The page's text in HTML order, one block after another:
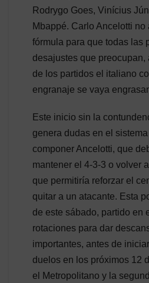
Rodrygo Goes, Vinícius
Mbappé. Carlo Ancelotti
fórmula para que todas las
desajustes que preocupan,
de los partidos el italiano
engranaje se vaya
Este inicio sin la
genera dudas en el
componer Ancelotti, que
mantener el 4-3-3 o volver
que permitiría reforzar el
quitar a un atacante. Esta
de este sábado, partido en
rotaciones para dar
importantes, antes de
duelos en los próximos 12
el Metropolitano y la